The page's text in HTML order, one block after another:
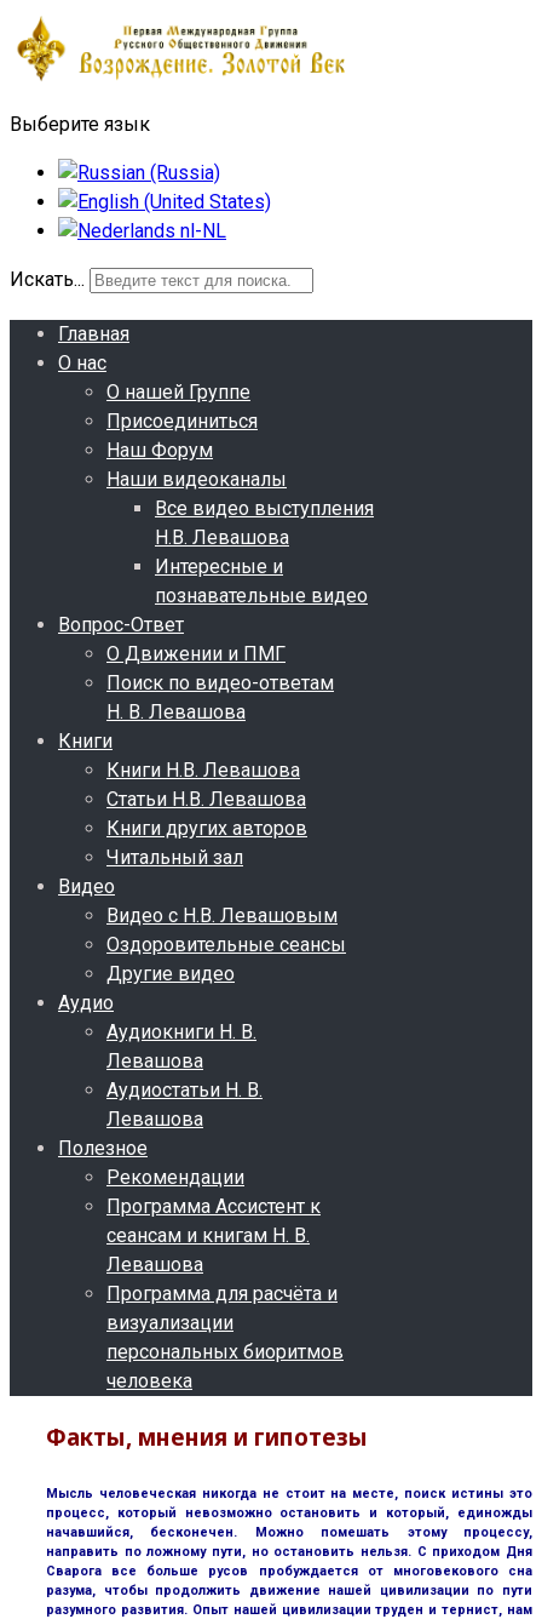
Выберите язык
Искать...
Главная
О нас
О нашей Группе
Присоединиться
Наш Форум
Наши видеоканалы
Все видео выступления
Н.В. Левашова
Интересные и
познавательные видео
Вопрос-Ответ
О Движении и ПМГ
Поиск по видео-ответам
Н. В. Левашова
Книги
Книги Н.В. Левашова
Статьи Н.В. Левашова
Книги других авторов
Читальный зал
Видео
Видео с Н.В. Левашовым
Оздоровительные сеансы
Другие видео
Аудио
Аудиокниги Н. В.
Левашова
Аудиостатьи Н. В.
Левашова
Полезное
Рекомендации
Программа Ассистент к
сеансам и книгам Н. В.
Левашова
Программа для расчёта и
визуализации
персональных биоритмов
человека
Факты, мнения и гипотезы
Мысль человеческая никогда не стоит на месте, поиск истины это
процесс, который невозможно остановить и который, единожды
начавшийся, бесконечен. Можно помешать этому процессу,
направить по ложному пути, но остановить нельзя. С приходом Дня
Сварога все больше русов пробуждается от многовекового сна
разума, чтобы продолжить движение нашей цивилизации по пути
разумного развития. Опыт нашей цивилизации труден и тернист, нам